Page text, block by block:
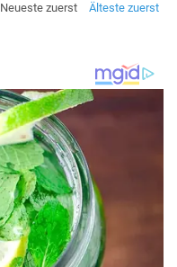
Neueste zuerst
Älteste zuerst